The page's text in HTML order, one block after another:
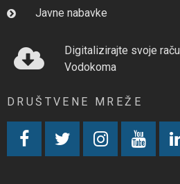
Javne nabavke
Digitalizirajte svoje
Vodokoma
DRUŠTVENE MREŽE